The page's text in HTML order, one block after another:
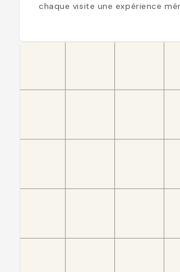
chaque visite une expérience